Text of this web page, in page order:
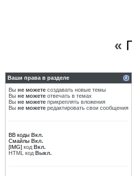
«
Ваши права в разделе
Вы не можете создавать новые темы
Вы не можете отвечать в темах
Вы не можете прикреплять вложения
Вы не можете редактировать свои сообщения
BB коды Вкл.
Смайлы Вкл.
[IMG] код Вкл.
HTML код Выкл.